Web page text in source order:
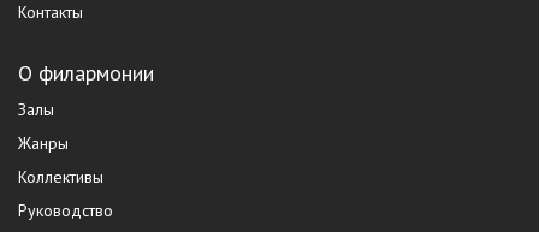
Контакты
О филармонии
Залы
Жанры
Коллективы
Руководство